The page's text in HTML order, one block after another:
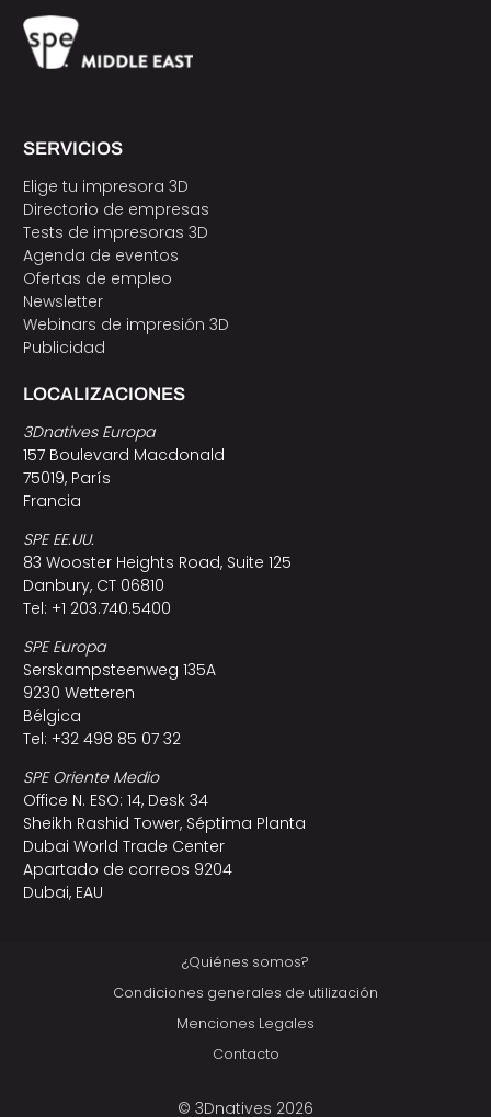
SERVICIOS
Elige tu impresora 3D
Directorio de empresas
Tests de impresoras 3D
Agenda de eventos
Ofertas de empleo
Newsletter
Webinars de impresión 3D
Publicidad
LOCALIZACIONES
3Dnatives Europa
157 Boulevard Macdonald
75019, París
Francia
SPE EE.UU.
83 Wooster Heights Road, Suite 125
Danbury, CT 06810
Tel: +1 203.740.5400
SPE Europa
Serskampsteenweg 135A
9230 Wetteren
Bélgica
Tel: +32 498 85 07 32
SPE Oriente Medio
Office N. ESO: 14, Desk 34
Sheikh Rashid Tower, Séptima Planta
Dubai World Trade Center
Apartado de correos 9204
Dubai, EAU
¿Quiénes somos?
Condiciones generales de utilización
Menciones Legales
Contacto
© 3Dnatives 2026